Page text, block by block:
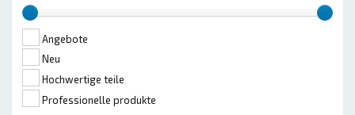
Angebote
Neu
Hochwertige teile
Professionelle produkte